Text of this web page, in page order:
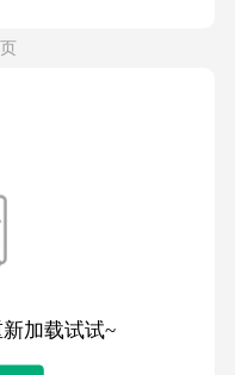
加载试试~